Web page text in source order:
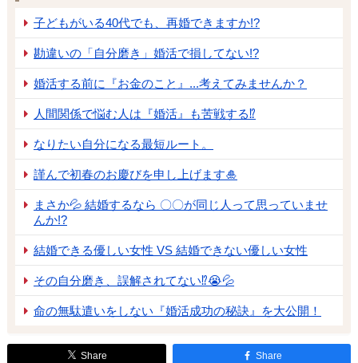
子どもがいる40代でも、再婚できますか!?
勘違いの「自分磨き」婚活で損してない!?
婚活する前に『お金のこと』...考えてみませんか？
人間関係で悩む人は『婚活』も苦戦する⁉
なりたい自分になる最短ルート。
謹んで初春のお慶びを申し上げます🎍
まさか💦 結婚するなら 〇〇が同じ人って思っていませ
んか!?
結婚できる優しい女性 VS 結婚できない優しい女性
その自分磨き、誤解されてない⁉😭💦
命の無駄遣いをしない『婚活成功の秘訣』を大公開！
Share Share